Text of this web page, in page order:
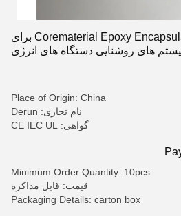
فریت Corematerial Epoxy Encapsulated Inductor برای
های روشنایی دستگاه های انرژی
Place of Origin: China
نام تجاری: Derun
گواهی: CE IEC UL
Minimum Order Quantity: 10pcs
قیمت: قابل مذاکره
Packaging Details: carton box